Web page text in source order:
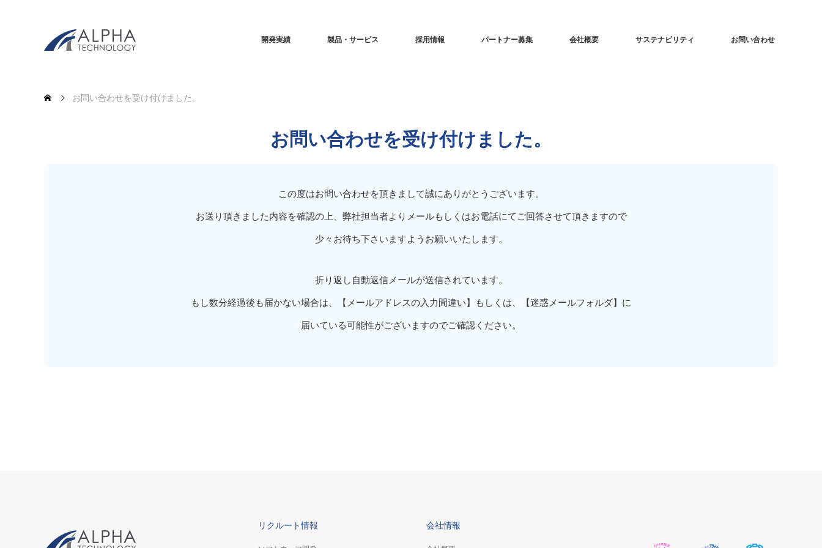
開発実績 製品・サービス 採用情報 パートナー募集 会社概要 サステナビリティ お問い合わせ
お問い合わせを受け付けました。
お問い合わせを受け付けました。
この度はお問い合わせを頂きまして誠にありがとうございます。
お送り頂きました内容を確認の上、弊社担当者よりメールもしくはお電話にてご回答させて頂きますので
少々お待ち下さいますようお願いいたします。
折り返し自動返信メールが送信されています。
もし数分経過後も届かない場合は、【メールアドレスの入力間違い】もしくは、【迷惑メールフォルダ】に
届いている可能性がございますのでご確認ください。
リクルート情報 会社情報